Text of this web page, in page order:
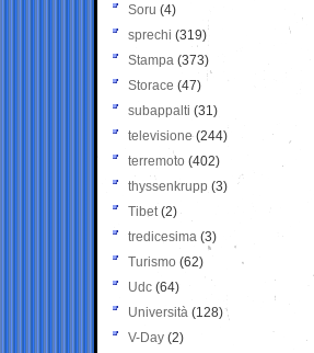
Soru (4)
sprechi (319)
Stampa (373)
Storace (47)
subappalti (31)
televisione(244)
terremoto (402)
thyssenkrupp (3)
Tibet(2)
tredicesima (3)
Turismo (62)
Udc (64)
Università (128)
V-Day (2)